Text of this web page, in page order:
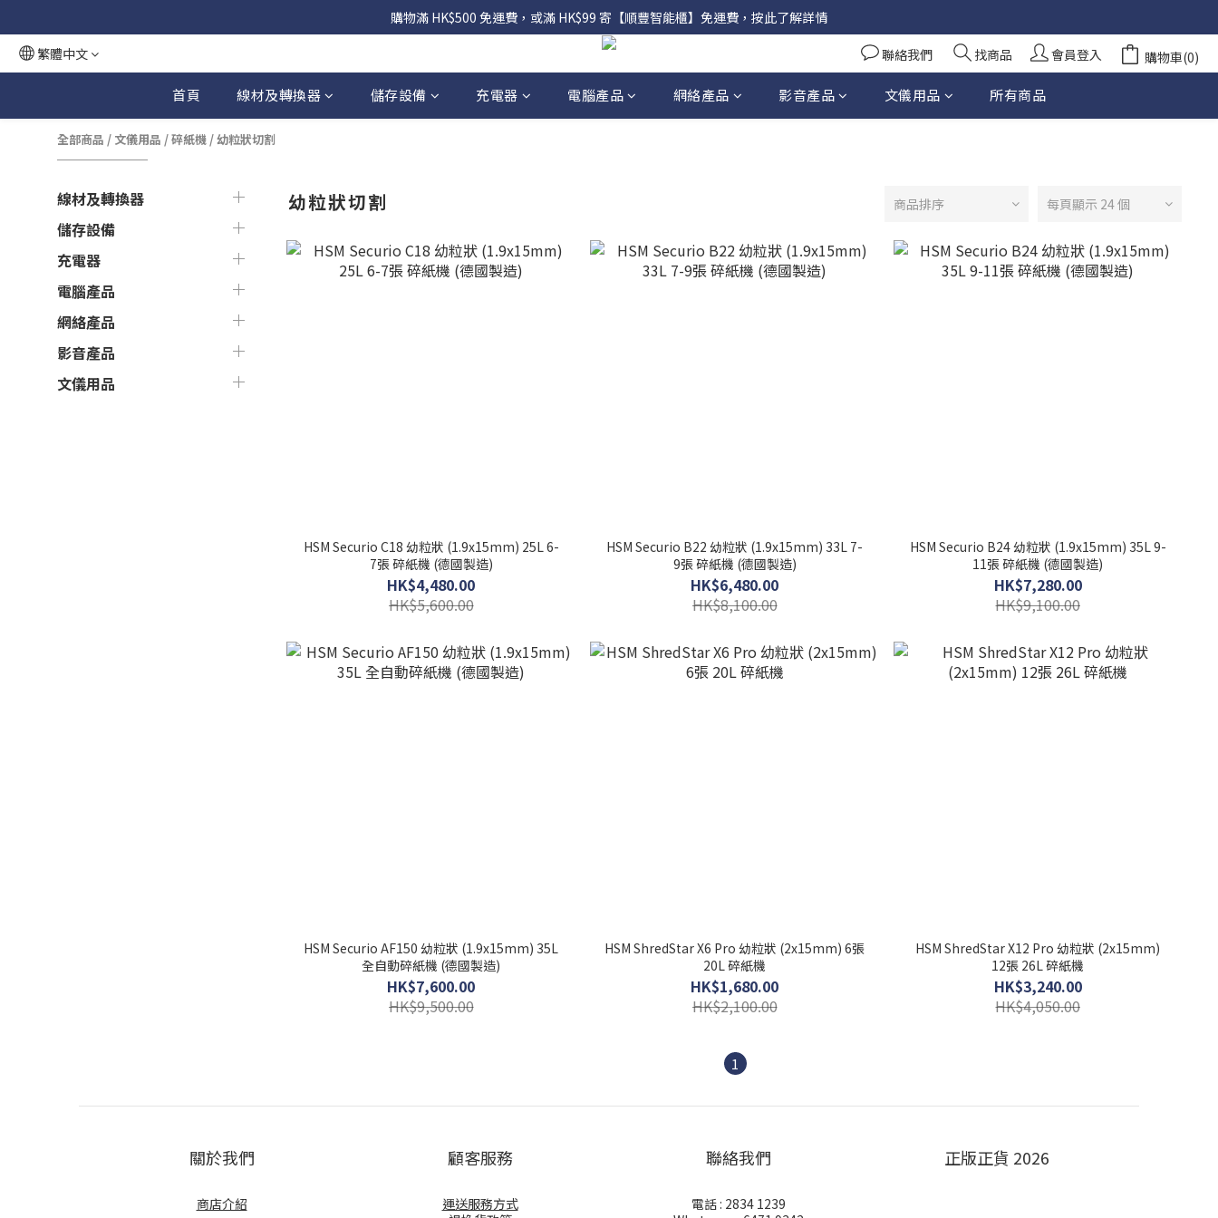
購物滿 HK$500 免運費，或滿 HK$99 寄【順豐智能櫃】免運費，按此了解詳情
繁體中文
聯絡我們 找商品 會員登入 購物車(0)
首頁 線材及轉換器 儲存設備 充電器 電腦產品 網絡產品 影音產品 文儀用品 所有商品
全部商品 / 文儀用品 /碎紙機 /幼粒狀切割
線材及轉換器
儲存設備
充電器
電腦產品
網絡產品
影音產品
文儀用品
幼粒狀切割 商品排序 每頁顯示 24 個
HSM Securio C18 幼粒狀 (1.9x15mm) 25L 6-
7張 碎紙機 (德國製造)
HK$4,480.00
HK$5,600.00
HSM Securio B22 幼粒狀 (1.9x15mm) 33L 7-
9張 碎紙機 (德國製造)
HK$6,480.00
HK$8,100.00
HSM Securio B24 幼粒狀 (1.9x15mm) 35L 9-
11張 碎紙機 (德國製造)
HK$7,280.00
HK$9,100.00
HSM Securio AF150 幼粒狀 (1.9x15mm) 35L
全自動碎紙機 (德國製造)
HK$7,600.00
HK$9,500.00
HSM ShredStar X6 Pro 幼粒狀 (2x15mm) 6張
20L 碎紙機
HK$1,680.00
HK$2,100.00
HSM ShredStar X12 Pro 幼粒狀 (2x15mm)
12張 26L 碎紙機
HK$3,240.00
HK$4,050.00
1
關於我們
商店介紹
顧客服務
運送服務方式
聯絡我們
電話 : 2834 1239
正版正貨 2026